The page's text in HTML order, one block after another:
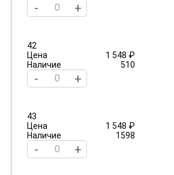
- +
42
Цена
1 548 ₽
Наличие
510
- +
43
Цена
1 548 ₽
Наличие
1598
- +